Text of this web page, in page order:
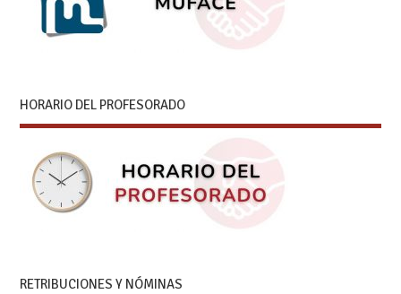
HORARIO DEL PROFESORADO
RETRIBUCIONES Y NÓMINAS